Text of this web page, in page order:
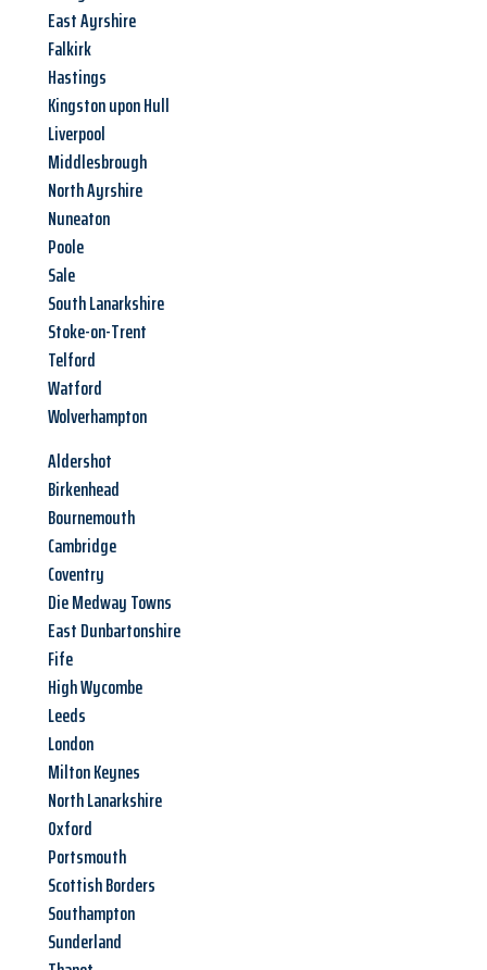
East Ayrshire
Falkirk
Hastings
Kingston upon Hull
Liverpool
Middlesbrough
North Ayrshire
Nuneaton
Poole
Sale
South Lanarkshire
Stoke-on-Trent
Telford
Watford
Wolverhampton
Aldershot
Birkenhead
Bournemouth
Cambridge
Coventry
Die Medway Towns
East Dunbartonshire
Fife
High Wycombe
Leeds
London
Milton Keynes
North Lanarkshire
Oxford
Portsmouth
Scottish Borders
Southampton
Sunderland